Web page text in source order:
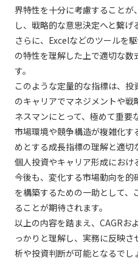
界特性を十分に考慮することが
し、戦略的な意思決定へと繋げ
さらに、Excelなどのツールを
の特性を理解した上で適切な数
す。
このような定量的な指標は、
のキャリアでマネジメントや
ネスマンにとって、極めて重要
市場環境や競争構造が複雑化す
めとする成長指標の理解と適
個人投資やキャリア形成におけ
今後も、変化する市場動向を
を構築するための一助として
ることが期待されます。
以上の内容を踏まえ、CAGRお
っかりと理解し、実務に反映
析や投資判断が可能となるでし